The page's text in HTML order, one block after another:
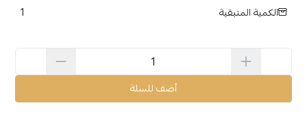
الكمية المتبقية 1
أضف للسلة